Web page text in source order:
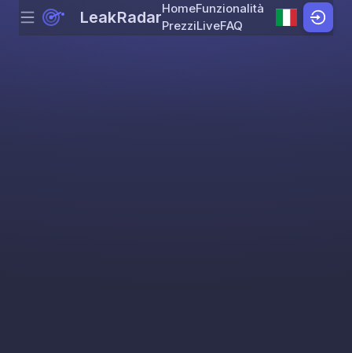
Skip to content
Menu LeakRadarHomeFunzionalità
PrezziLiveFAQ